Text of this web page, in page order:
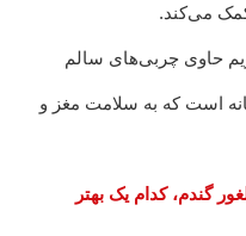
می‌کند.
حاوی چربی‌های سالم
است که به سلامت مغز و
گندم، کدام یک بهتر